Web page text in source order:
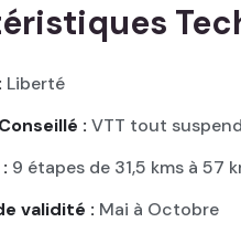
Liberté
: VTT tout
9 étapes de 31,5 kms à 57
validité : Mai à Octobre